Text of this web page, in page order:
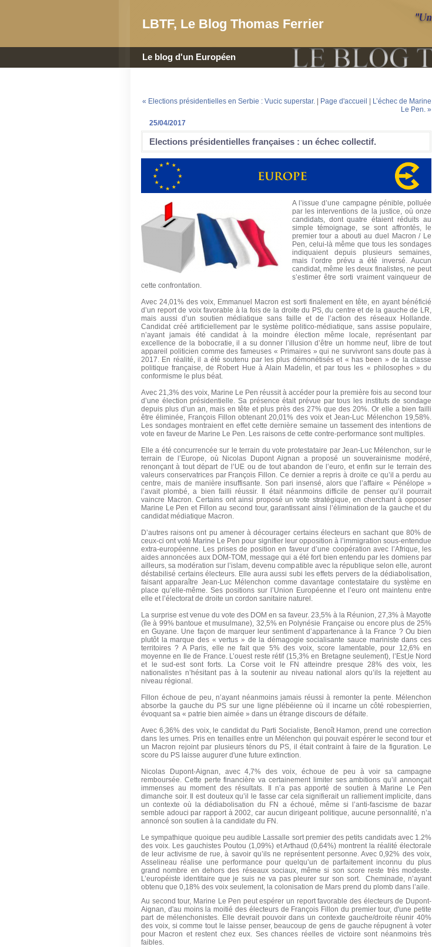
LBTF, Le Blog Thomas Ferrier
Le blog d'un Européen
« Elections présidentielles en Serbie : Vucic superstar. Page d'accueil
L’échec de Marine
Le Pen. »
25/04/2017
Elections présidentielles françaises : un échec collectif.
A l’issue d’une campagne pénible, polluée
par les interventions de la justice, où onze
candidats, dont quatre étaient réduits au
simple témoignage, se sont affrontés, le
premier tour a abouti au duel Macron / Le
Pen, celui-là même que tous les sondages
indiquaient depuis plusieurs semaines,
mais l’ordre prévu a été inversé. Aucun
candidat, même les deux finalistes, ne peut
s’estimer être sorti vraiment vainqueur de
cette confrontation.
Avec 24,01% des voix, Emmanuel Macron est sorti finalement en tête, en ayant bénéficié
d’un report de voix favorable à la fois de la droite du PS, du centre et de la gauche de LR,
mais aussi d’un soutien médiatique sans faille et de l’action des réseaux Hollande.
Candidat créé artificiellement par le système politico-médiatique, sans assise populaire,
n’ayant jamais été candidat à la moindre élection même locale, représentant par
excellence de la bobocratie, il a su donner l’illusion d’être un homme neuf, libre de tout
appareil politicien comme des fameuses « Primaires » qui ne survivront sans doute pas à
2017. En réalité, il a été soutenu par les plus démonétisés et « has been » de la classe
politique française, de Robert Hue à Alain Madelin, et par tous les « philosophes » du
conformisme le plus béat.
Avec 21,3% des voix, Marine Le Pen réussit à accéder pour la première fois au second tour
d’une élection présidentielle. Sa présence était prévue par tous les instituts de sondage
depuis plus d’un an, mais en tête et plus près des 27% que des 20%. Or elle a bien failli
être éliminée, François Fillon obtenant 20,01% des voix et Jean-Luc Mélenchon 19,58%.
Les sondages montraient en effet cette dernière semaine un tassement des intentions de
vote en faveur de Marine Le Pen. Les raisons de cette contre-performance sont multiples.
Elle a été concurrencée sur le terrain du vote protestataire par Jean-Luc Mélenchon, sur le
terrain de l’Europe, où Nicolas Dupont Aignan a proposé un souverainisme modéré,
renonçant à tout départ de l’UE ou de tout abandon de l’euro, et enfin sur le terrain des
valeurs conservatrices par François Fillon. Ce dernier a repris à droite ce qu’il a perdu au
centre, mais de manière insuffisante. Son pari insensé, alors que l’affaire « Pénélope »
l’avait plombé, a bien failli réussir. Il était néanmoins difficile de penser qu’il pourrait
vaincre Macron. Certains ont ainsi proposé un vote stratégique, en cherchant à opposer
Marine Le Pen et Fillon au second tour, garantissant ainsi l’élimination de la gauche et du
candidat médiatique Macron.
D’autres raisons ont pu amener à décourager certains électeurs en sachant que 80% de
ceux-ci ont voté Marine Le Pen pour signifier leur opposition à l’immigration sous-entendue
extra-européenne. Les prises de position en faveur d’une coopération avec l’Afrique, les
aides annoncées aux DOM-TOM, message qui a été fort bien entendu par les domiens par
ailleurs, sa modération sur l’islam, devenu compatible avec la république selon elle, auront
déstabilisé certains électeurs. Elle aura aussi subi les effets pervers de la dédiabolisation,
faisant apparaître Jean-Luc Mélenchon comme davantage contestataire du système en
place qu’elle-même. Ses positions sur l’Union Européenne et l’euro ont maintenu entre
elle et l’électorat de droite un cordon sanitaire naturel.
La surprise est venue du vote des DOM en sa faveur. 23,5% à la Réunion, 27,3% à Mayotte
(île à 99% bantoue et musulmane), 32,5% en Polynésie Française ou encore plus de 25%
en Guyane. Une façon de marquer leur sentiment d’appartenance à la France ? Ou bien
plutôt la marque des « vertus » de la démagogie socialisante sauce mariniste dans ces
territoires ? A Paris, elle ne fait que 5% des voix, score lamentable, pour 12,6% en
moyenne en Ile de France. L’ouest reste rétif (15,3% en Bretagne seulement), l’Est,le Nord
et le sud-est sont forts. La Corse voit le FN atteindre presque 28% des voix, les
nationalistes n’hésitant pas à la soutenir au niveau national alors qu’ils la rejettent au
niveau régional.
Fillon échoue de peu, n’ayant néanmoins jamais réussi à remonter la pente. Mélenchon
absorbe la gauche du PS sur une ligne plébéienne où il incarne un côté robespierrien,
évoquant sa « patrie bien aimée » dans un étrange discours de défaite.
Avec 6,36% des voix, le candidat du Parti Socialiste, Benoît Hamon, prend une correction
dans les urnes. Pris en tenailles entre un Mélenchon qui pouvait espérer le second tour et
un Macron rejoint par plusieurs ténors du PS, il était contraint à faire de la figuration. Le
score du PS laisse augurer d'une future extinction.
Nicolas Dupont-Aignan, avec 4,7% des voix, échoue de peu à voir sa campagne
remboursée. Cette perte financière va certainement limiter ses ambitions qu’il annonçait
immenses au moment des résultats. Il n’a pas apporté de soutien à Marine Le Pen
dimanche soir. Il est douteux qu’il le fasse car cela signifierait un ralliement implicite, dans
un contexte où la dédiabolisation du FN a échoué, même si l’anti-fascisme de bazar
semble adouci par rapport à 2002, car aucun dirigeant politique, aucune personnalité, n’a
annoncé son soutien à la candidate du FN.
Le sympathique quoique peu audible Lassalle sort premier des petits candidats avec 1.2%
des voix. Les gauchistes Poutou (1,09%) et Arthaud (0,64%) montrent la réalité électorale
de leur activisme de rue, à savoir qu’ils ne représentent personne. Avec 0,92% des voix,
Asselineau réalise une performance pour quelqu’un de parfaitement inconnu du plus
grand nombre en dehors des réseaux sociaux, même si son score reste très modeste.
L’européiste identitaire que je suis ne va pas pleurer sur son sort. Cheminade, n’ayant
obtenu que 0,18% des voix seulement, la colonisation de Mars prend du plomb dans l’aile.
Au second tour, Marine Le Pen peut espérer un report favorable des électeurs de Dupont-
Aignan, d'au moins la moitié des électeurs de François Fillon du premier tour, d'une petite
part de mélenchonistes. Elle devrait pouvoir dans un contexte gauche/droite réunir 40%
des voix, si comme tout le laisse penser, beaucoup de gens de gauche répugnent à voter
pour Macron et restent chez eux. Ses chances réelles de victoire sont néanmoins très
faibles.